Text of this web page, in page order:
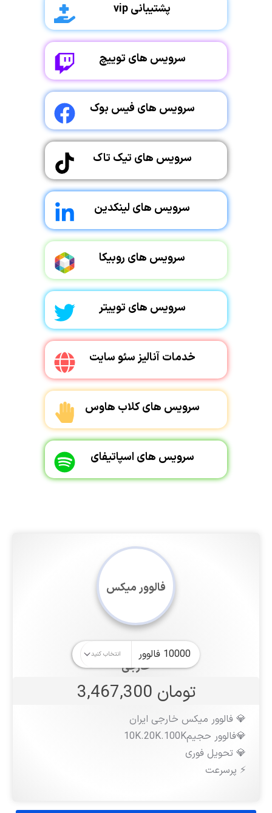
پشتیبانی vip
سرویس های توییچ
سرویس های فیس بوک
سرویس های تیک تاک
سرویس های لینکدین
سرویس های روبیکا
سرویس های توییتر
خدمات آنالیز سئو سایت
سرویس های کلاب هاوس
سرویس های اسپاتیفای
فالوور میکس
خارجی
تومان 3,467,300
💎 فالوور میکس خارجی ایران
💎فالوور حجیم10K.20K.100K
💎 تحویل فوری
⚡️ پرسرعت